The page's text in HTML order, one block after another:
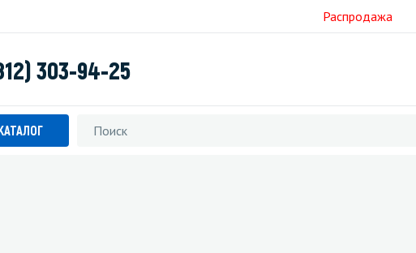
Распродажа
303-94-25